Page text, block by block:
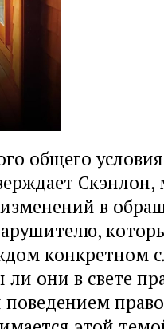
общего
в
конкретном
ли они в свете